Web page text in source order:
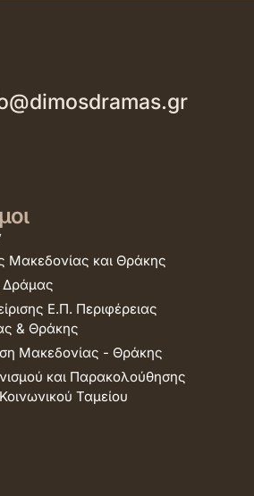
Μακεδονίας και Θράκης
Δράμας
Ε.Π. Περιφέρειας
& Θράκης
Μακεδονίας - Θράκης
και Παρακολούθησης
Ταμείου